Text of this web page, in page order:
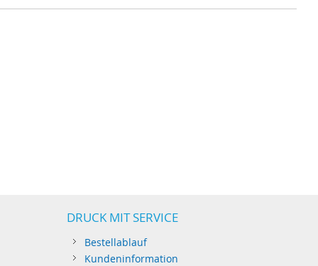
DRUCK MIT SERVICE
Bestellablauf
Kundeninformation